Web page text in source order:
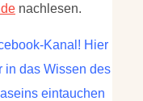
nachlesen.
Kanal! Hier
in das Wissen des
eintauchen